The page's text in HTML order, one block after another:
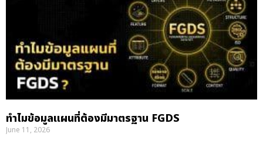
ทำไมข้อมูลแผนที่ต้องมีมาตรฐาน FGDS
June 11, 2026